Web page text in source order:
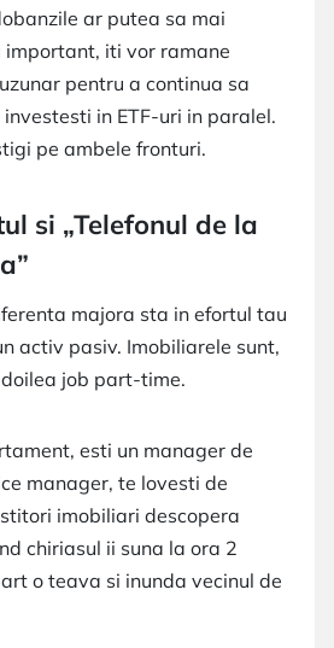
ar putea sa mai
important, iti vor ramane
pentru a continua sa
in ETF-uri in paralel.
pe ambele fronturi.
si „Telefonul de la
majora sta in efortul tau
activ pasiv. Imobiliarele sunt,
job part-time.
esti un manager de
manager, te lovesti de
imobiliari descopera
chiriasul ii suna la ora 2
o teava si inunda vecinul de